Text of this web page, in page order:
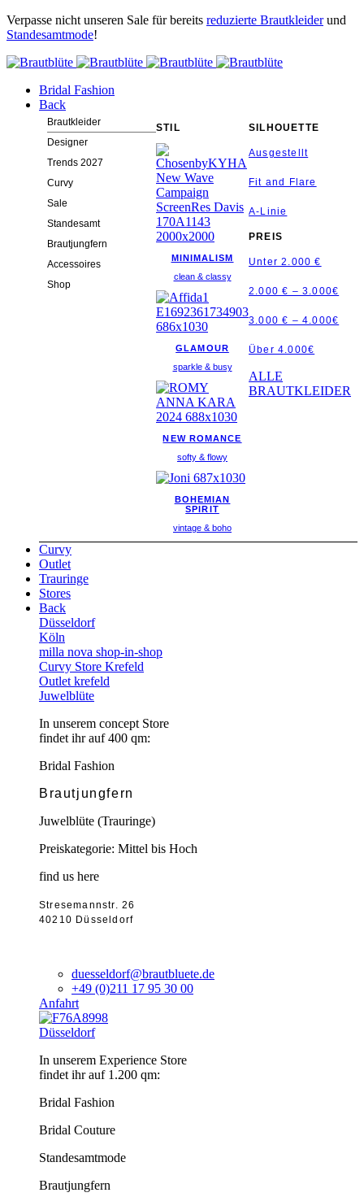
Verpasse nicht unseren Sale für bereits reduzierte Brautkleiderund
Standesamtmode!
Bridal Fashion
Back
Brautkleider
Designer
Trends 2027
Curvy
Sale
Standesamt
Brautjungfern
Accessoires
Shop
STIL
MINIMALISM
clean & classy
GLAMOUR
sparkle & busy
NEW ROMANCE
softy & flowy
BOHEMIAN
SPIRIT
vintage & boho
SILHOUETTE
Ausgestellt
Fit and Flare
A-Linie
PREIS
Unter 2.000 €
2.000 € – 3.000€
3.000 € – 4.000€
Über 4.000€
ALLE
BRAUTKLEIDER
Curvy
Outlet
Trauringe
Stores
Back
Düsseldorf
Köln
milla nova shop-in-shop
Curvy Store Krefeld
Outlet krefeld
Juwelblüte
In unserem concept Store
findet ihr auf 400 qm:
Bridal Fashion
Brautjungfern
Juwelblüte (Trauringe)
Preiskategorie: Mittel bis Hoch
find us here
Stresemannstr. 26
40210 Düsseldorf
duesseldorf@brautbluete.de
+49 (0)211 17 95 30 00
Anfahrt
Düsseldorf
In unserem Experience Store
findet ihr auf 1.200 qm:
Bridal Fashion
Bridal Couture
Standesamtmode
Brautjungfern